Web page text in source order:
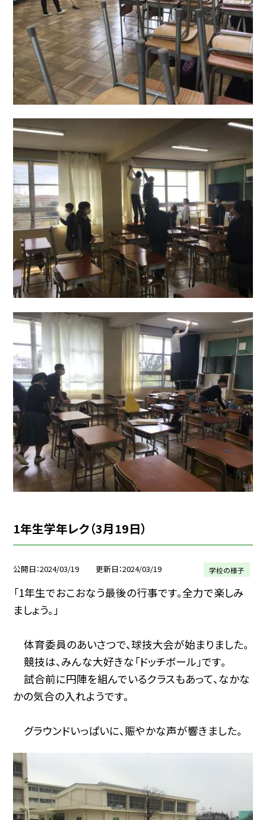
1年生学年レク（3月19日）
公開日 2024/03/19 更新日 2024/03/19 学校の様子
「1年生でおこおなう最後の行事です。全力で楽しみ
ましょう。」
体育委員のあいさつで、球技大会が始まりました。
競技は、みんな大好きな「ドッチボール」です。
試合前に円陣を組んでいるクラスもあって、なかな
かの気合の入れようです。
グラウンドいっぱいに、賑やかな声が響きました。